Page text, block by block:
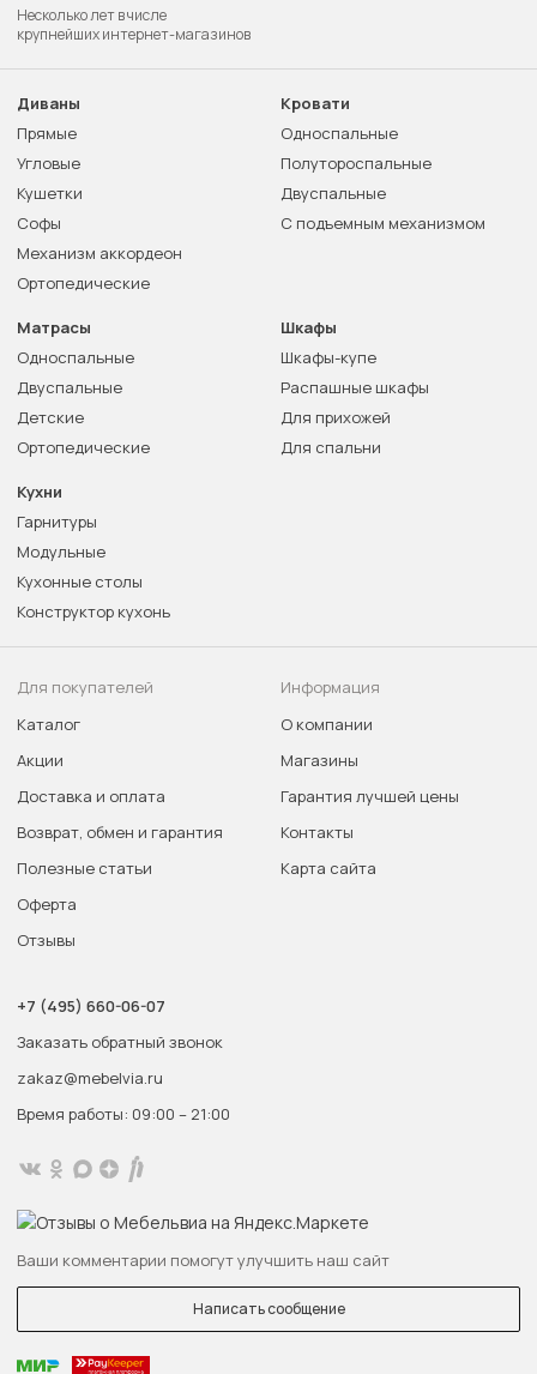
Несколько лет в числе
крупнейших интернет-магазинов
Диваны
Прямые
Угловые
Кушетки
Софы
Механизм аккордеон
Ортопедические
Кровати
Односпальные
Полутороспальные
Двуспальные
С подъемным механизмом
Матрасы
Односпальные
Двуспальные
Детские
Ортопедические
Шкафы
Шкафы-купе
Распашные шкафы
Для прихожей
Для спальни
Кухни
Гарнитуры
Модульные
Кухонные столы
Конструктор кухонь
Для покупателей
Каталог
Акции
Доставка и оплата
Возврат, обмен и гарантия
Полезные статьи
Оферта
Отзывы
Информация
О компании
Магазины
Гарантия лучшей цены
Контакты
Карта сайта
+7 (495) 660-06-07
Заказать обратный звонок
zakaz@mebelvia.ru
Время работы: 09:00 – 21:00
Ваши комментарии помогут улучшить наш сайт
Написать сообщение